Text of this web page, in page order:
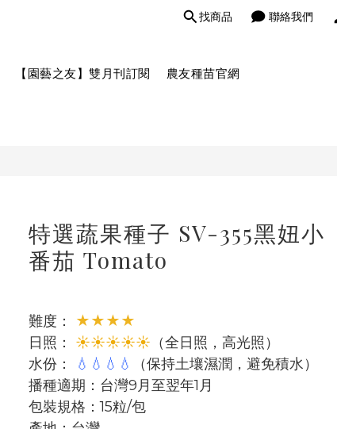
找商品 聯絡我們
【園藝之友】雙月刊訂閱 農友種苗官網
特選蔬果種子 SV-355黑妞小
番茄 Tomato
難度：
★★★★
日照： ☀☀☀☀☀ （全日照，高光照）
水份：
💧💧💧💧
（保持土壤濕潤，避免積水）
播種適期：台灣9月至翌年1月
包裝規格：15粒/包